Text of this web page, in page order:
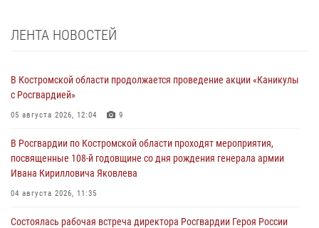
ЛЕНТА НОВОСТЕЙ
В Костромской области продолжается проведение акции «Каникулы
с Росгвардией»
05 августа 2026, 12:04 9
В Росгвардии по Костромской области проходят мероприятия,
посвященные 108-й годовщине со дня рождения генерала армии
Ивана Кирилловича Яковлева
04 августа 2026, 11:35
Состоялась рабочая встреча директора Росгвардии Героя России